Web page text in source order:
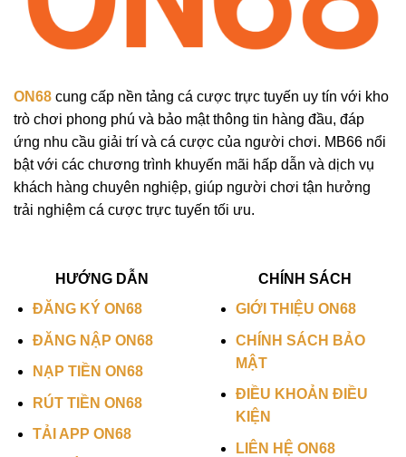
ON68 cung cấp nền tảng cá cược trực tuyến uy tín với kho
trò chơi phong phú và bảo mật thông tin hàng đầu, đáp
ứng nhu cầu giải trí và cá cược của người chơi. MB66 nổi
bật với các chương trình khuyến mãi hấp dẫn và dịch vụ
khách hàng chuyên nghiệp, giúp người chơi tận hưởng
trải nghiệm cá cược trực tuyến tối ưu.
HƯỚNG DẪN
ĐĂNG KÝ ON68
ĐĂNG NẬP ON68
NẠP TIỀN ON68
RÚT TIỀN ON68
TẢI APP ON68
CHÍNH SÁCH
GIỚI THIỆU ON68
CHÍNH SÁCH BẢO
MẬT
ĐIỀU KHOẢN ĐIỀU
KIỆN
LIÊN HỆ ON68